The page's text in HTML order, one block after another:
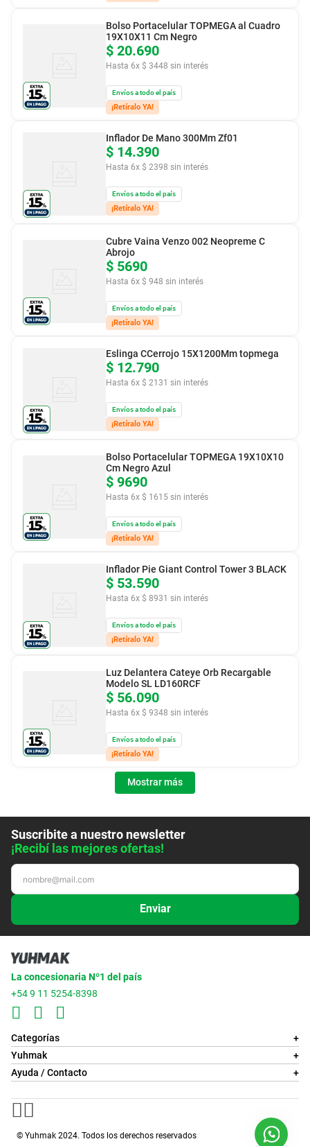
$ 20.690
Hasta 6x $ 3448 sin interés
Bolso Portacelular TOPMEGA al Cuadro
19X10X11 Cm Negro
Envíos a todo el país
¡Retíralo YA!
$ 14.390
Hasta 6x $ 2398 sin interés
Inflador De Mano 300Mm Zf01
Envíos a todo el país
¡Retíralo YA!
$ 5690
Hasta 6x $ 948 sin interés
Cubre Vaina Venzo 002 Neopreme C
Abrojo
Envíos a todo el país
¡Retíralo YA!
$ 12.790
Hasta 6x $ 2131 sin interés
Eslinga CCerrojo 15X1200Mm topmega
Envíos a todo el país
¡Retíralo YA!
$ 9690
Hasta 6x $ 1615 sin interés
Bolso Portacelular TOPMEGA 19X10X10
Cm Negro Azul
Envíos a todo el país
¡Retíralo YA!
$ 53.590
Hasta 6x $ 8931 sin interés
Inflador Pie Giant Control Tower 3 BLACK
Envíos a todo el país
¡Retíralo YA!
$ 56.090
Hasta 6x $ 9348 sin interés
Luz Delantera Cateye Orb Recargable
Modelo SL LD160RCF
Envíos a todo el país
¡Retíralo YA!
Mostrar más
Suscribite a nuestro newsletter
¡Recibí las mejores ofertas!
Enviar
La concesionaria Nº1 del país
+54 9 11 5254-8398
Categorías
+
Yuhmak
+
Ayuda / Contacto
+
© Yuhmak 2024. Todos los derechos reservados